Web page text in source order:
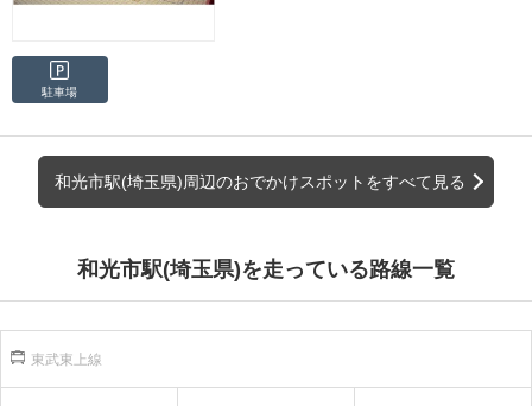
駐車場
和光市駅(埼玉県)周辺のおでかけスポットをすべて見る
和光市駅(埼玉県)を走っている路線一覧
東武東上線